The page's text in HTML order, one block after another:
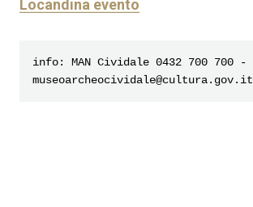
Locandina evento
info: MAN Cividale 0432 700 700 -
museoarcheocividale@cultura.gov.it